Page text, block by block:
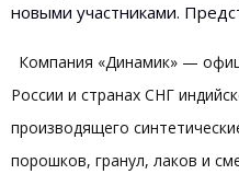
новыми участниками.
Компания «Динамик» —
России и странах СНГ
производящего
порошков, гранул, лаков и